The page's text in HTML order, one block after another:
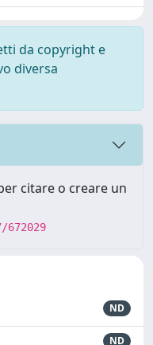
da copyright e
diversa
citare o creare un
ND
ND